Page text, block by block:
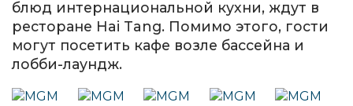
блюд интернациональной кухни, ждут в
ресторане Hai Tang. Помимо этого, гости
могут посетить кафе возле бассейна и
лобби-лаундж.